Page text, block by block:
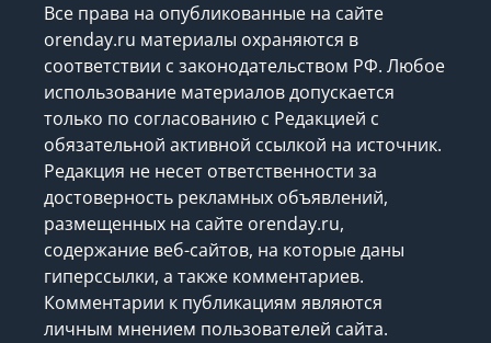
Все права на опубликованные на сайте
orenday.ru материалы охраняются в
соответствии с законодательством РФ. Любое
использование материалов допускается
только по согласованию с Редакцией с
обязательной активной ссылкой на источник.
Редакция не несет ответственности за
достоверность рекламных объявлений,
размещенных на сайте orenday.ru,
содержание веб-сайтов, на которые даны
гиперссылки, а также комментариев.
Комментарии к публикациям являются
личным мнением пользователей сайта.